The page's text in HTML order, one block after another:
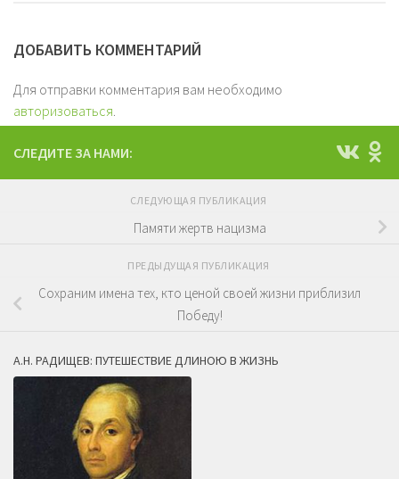
ДОБАВИТЬ КОММЕНТАРИЙ
Для отправки комментария вам необходимо
авторизоваться.
СЛЕДИТЕ ЗА НАМИ:
СЛЕДУЮЩАЯ ПУБЛИКАЦИЯ
Памяти жертв нацизма
ПРЕДЫДУЩАЯ ПУБЛИКАЦИЯ
Сохраним имена тех, кто ценой своей жизни приблизил
Победу!
А.Н. РАДИЩЕВ: ПУТЕШЕСТВИЕ ДЛИНОЮ В ЖИЗНЬ